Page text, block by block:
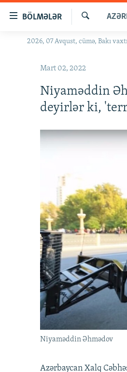
naviqasiyaya
BÖLMƏLƏR
GÜNDƏM
#ƏSLINDƏ
FƏRQƏ BAX
QANUNI DOĞRU
FOTOQALEREYA
İNFOQRAFIKA
KARIKATURA
OXU ZALI
AZƏRBAYCAN ƏDƏBIYYATI KITABXANASI
İSLAM VƏ DEMOKRATIYA
İZ - MƏDƏNIYYƏT PROQRAMI
HAQQIMIZDA
MISSIYAMIZ
PEŞƏ ETIKASI VƏ JURNALISTIKA
STANDARTLARIMIZ
MATERIALLARIMIZDAN ISTIFADƏ
AZADLIQRADIOSU MOBIL
BIZIMLƏ ƏLAQƏ
XƏBƏR BÜLLETENLƏRIMIZ
Axtar
2026, 07 Avqust, cümə, Bakı
Mart 02, 2022
Niyaməddin
deyirlər ki,
Niyaməddin Əhmədov
Azərbaycan Xalq